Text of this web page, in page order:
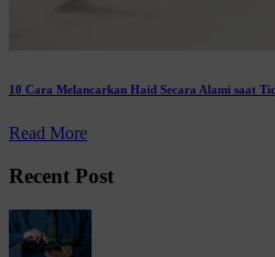
10 Cara Melancarkan Haid Secara Alami saat
Read More
Recent Post